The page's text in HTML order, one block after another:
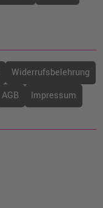
Widerrufsbelehrung
AGB Impressum